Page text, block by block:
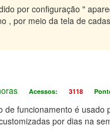
por configuração "
, por meio da tela de
Acessos: 3118
funcionamento é usado
por dias na